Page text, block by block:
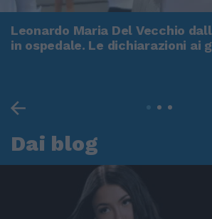
Leonardo Maria Del Vecchio
in ospedale. Le dichiarazioni ai
Dai blog